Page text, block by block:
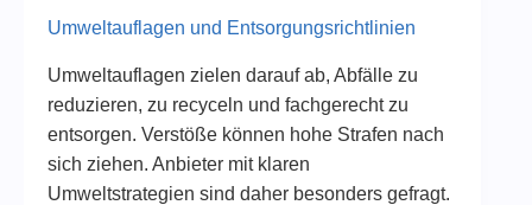
Umweltauflagen und Entsorgungsrichtlinien
Umweltauflagen zielen darauf ab, Abfälle zu
reduzieren, zu recyceln und fachgerecht zu
entsorgen. Verstöße können hohe Strafen nach
sich ziehen. Anbieter mit klaren
Umweltstrategien sind daher besonders gefragt.